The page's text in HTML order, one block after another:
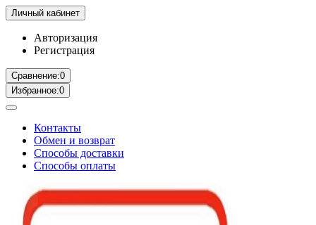
Личный кабинет
Авторизация
Регистрация
Сравнение:0
Избранное:0
Контакты
Обмен и возврат
Способы доставки
Способы оплаты